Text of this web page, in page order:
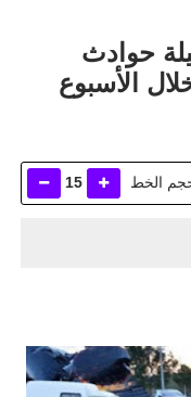
حصيلة حوادث
الأسبوع
الخط 15